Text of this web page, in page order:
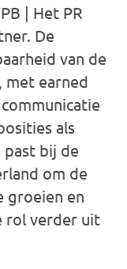
| Het PR
De
van de
met earned
als
past bij de
om de
groeien en
rol verder uit